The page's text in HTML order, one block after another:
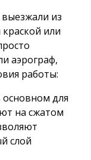
из
или
аэрограф,
работы:
основном для
на сжатом
слой